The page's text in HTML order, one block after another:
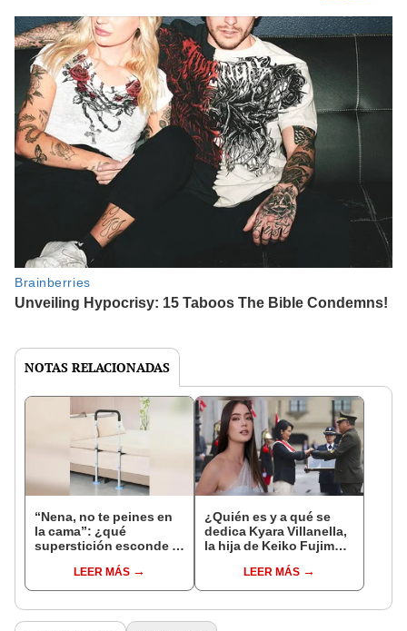
NOTAS RELACIONADAS
“Nena, no te peines en
la cama”: ¿qué
superstición esconde la
Enanitos Verdes?
LEER MÁS
¿Quién es y a qué se
dedica Kyara Villanella,
la hija de Keiko Fujimori
nivel nacional?
LEER MÁS